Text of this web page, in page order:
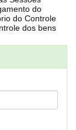
do